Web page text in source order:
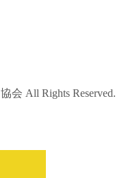
会 All Rights Reserved.